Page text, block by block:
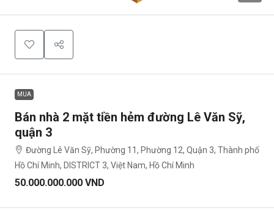
MUA
Bán nhà 2 mặt tiền hẻm đường Lê Văn Sỹ,
quận 3
Đường Lê Văn Sỹ, Phường 11, Phường 12, Quận 3, Thành phố
Hồ Chí Minh, DISTRICT 3, Việt Nam, Hồ Chí Minh
50.000.000.000 VND